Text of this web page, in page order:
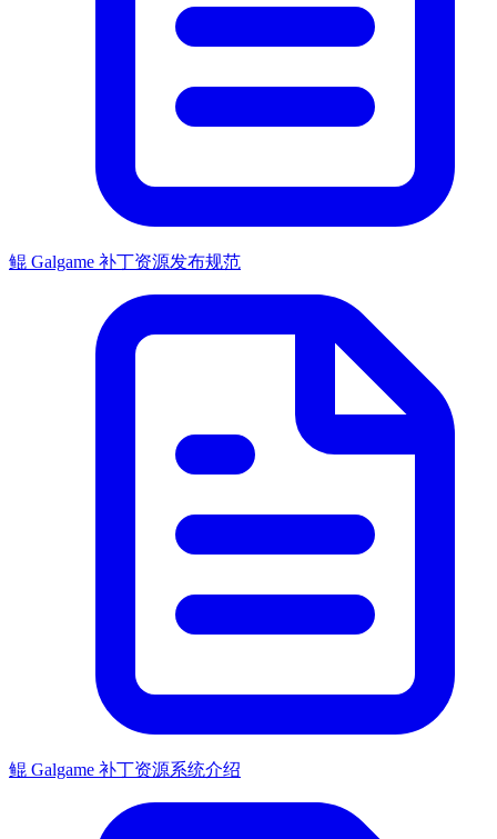
鲲 Galgame 补丁资源发布规范
鲲 Galgame 补丁资源系统介绍